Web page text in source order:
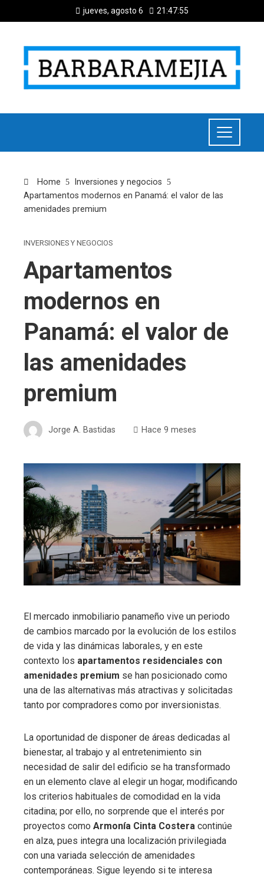
jueves, agosto 6 21:47:55
Home
Inversiones y negocios
Apartamentos modernos en Panamá: el valor de las
amenidades premium
INVERSIONES Y NEGOCIOS
Apartamentos
modernos en
Panamá: el valor de
las amenidades
premium
Jorge A. Bastidas Hace 9 meses
El mercado inmobiliario panameño vive un periodo
de cambios marcado por la evolución de los estilos
de vida y las dinámicas laborales, y en este
contexto los apartamentos residenciales con
amenidades premium se han posicionado como
una de las alternativas más atractivas y solicitadas
tanto por compradores como por inversionistas.
La oportunidad de disponer de áreas dedicadas al
bienestar, al trabajo y al entretenimiento sin
necesidad de salir del edificio se ha transformado
en un elemento clave al elegir un hogar, modificando
los criterios habituales de comodidad en la vida
citadina; por ello, no sorprende que el interés por
proyectos como Armonía Cinta Costera continúe
en alza, pues integra una localización privilegiada
con una variada selección de amenidades
contemporáneas. Sigue leyendo si te interesa